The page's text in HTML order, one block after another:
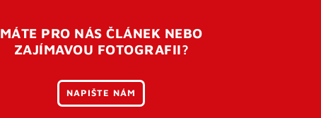
MÁTE PRO NÁS ČLÁNEK NEBO
ZAJÍMAVOU FOTOGRAFII?
NAPIŠTE NÁM